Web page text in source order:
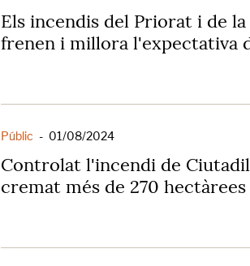
Els incendis del Priorat i de
frenen i millora l'expectativa
Públic - 01/08/2024
Controlat l'incendi de
cremat més de 270 hectàrees